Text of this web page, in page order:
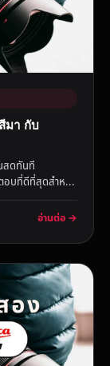
มา กับ
สดทันที
ตอบที่ดีที่สุดสำห...
อ่านต่อ →